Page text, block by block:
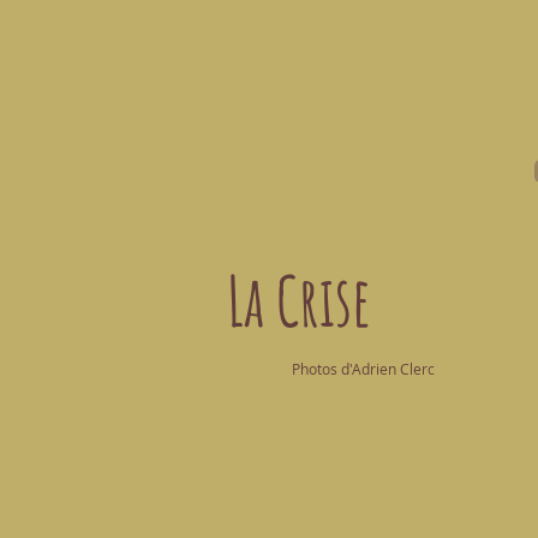
Photos d'Adrien Clerc
La Crise